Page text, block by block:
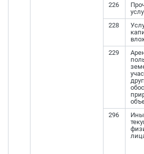
226
228
229
296